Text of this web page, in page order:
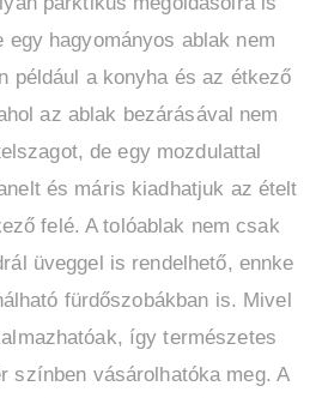
egy hagyományos ablak nem
például a konyha és az étkező
az ablak bezárásával nem
de egy mozdulattal
és máris kiadhatjuk az ételt
felé. A tolóablak nem csak
üveggel is rendelhető, ennke
fürdőszobákban is. Mivel
így természetes
színben vásárolhatóka meg. A